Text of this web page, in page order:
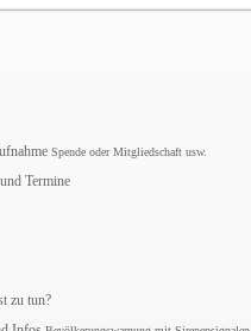
Spende oder Mitgliedschaft usw.
Termine
zu tun?